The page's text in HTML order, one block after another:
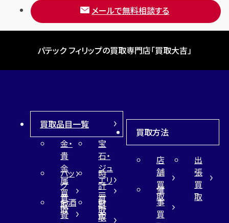
メールで無料相談する
パテック フィリップの買取専門店「買取大吉」
買取品目一覧
金・
貴
金
属
買
取
宝
石・
ジュ
エリ
ー
買
取
バッ
グ
買
取
時
計
買
取
お酒
買
財
布
買取方法
店
舗
買
取
出
張
買
取
催
事
買